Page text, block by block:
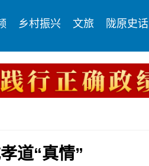
乡村振兴 文旅 陇原史话
道“真情”